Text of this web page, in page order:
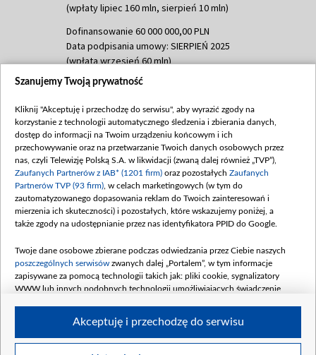
(wpłaty lipiec 160 mln, sierpień 10 mln)
Dofinansowanie 60 000 000,00 PLN
Data podpisania umowy: SIERPIEŃ 2025
(wpłata wrzesień 60 mln)
Dofinansowanie 635 783 051,21 PLN
(wpłata wrzesień 100 mln, październik 350
mln, listopad 265 mln)
Dofinansowanie 48 862 000,00 PLN
Data podpisania umowy: GRUDZIEŃ 2025
(wpłata grudzień 60,548 mln)
Dofinansowanie 900 000 000,00 PLN
Data podpisania umowy: LUTY 2026 (wpłata
kwiecień 180 mln, 7 maja 180 mln, 8
czerwca 90 mln)
Dofinansowanie 250 000 000,00 PLN
4 sierpnia 250 mln
Szanujemy Twoją prywatność
Kliknij "Akceptuję i przechodzę do serwisu", aby wyrazić zgody na
korzystanie z technologii automatycznego śledzenia i zbierania danych,
dostęp do informacji na Twoim urządzeniu końcowym i ich
przechowywanie oraz na przetwarzanie Twoich danych osobowych przez
nas, czyli Telewizję Polską S.A. w likwidacji (zwaną dalej również „TVP”),
Zaufanych Partnerów z IAB* (1201 firm) oraz pozostałych Zaufanych
Partnerów TVP (93 firm) , w celach marketingowych (w tym do
zautomatyzowanego dopasowania reklam do Twoich zainteresowań i
mierzenia ich skuteczności) i pozostałych, które wskazujemy poniżej, a
także zgody na udostępnianie przez nas identyfikatora PPID do Google.
Twoje dane osobowe zbierane podczas odwiedzania przez Ciebie naszych
poszczególnych serwisów zwanych dalej „Portalem”, w tym informacje
zapisywane za pomocą technologii takich jak: pliki cookie, sygnalizatory
WWW lub innych podobnych technologii umożliwiających świadczenie
Akceptuję i przechodzę do serwisu